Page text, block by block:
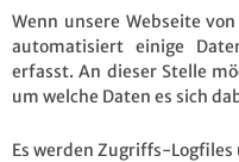
Wenn unsere Webseite
automatisiert einige
erfasst. An dieser Stelle
um welche Daten es sich
Es werden Zugriffs-